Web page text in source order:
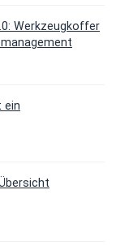
Werkzeugkoffer
ein